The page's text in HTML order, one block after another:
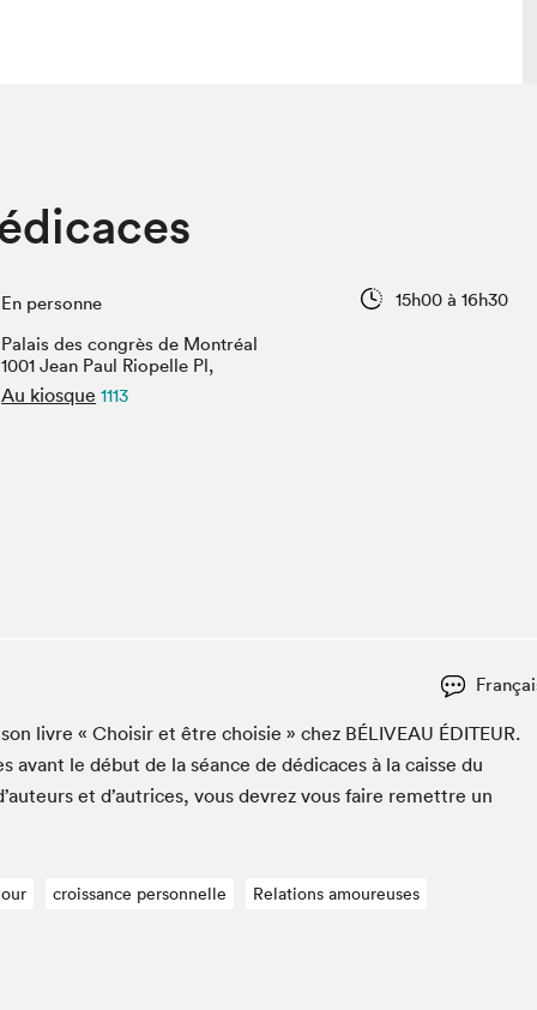
Vidéos et balados
Le Salon dans ta classe
Liseur Public
Matinées scolaires Hydro-Québec
bleu au SLM
En personne
15h00 à 16h30
Palais des congrès de Montréal
1001 Jean Paul Riopelle Pl,
Au kiosque 1113
livre « Choisir et être choisie » chez BÉLIVEAU ÉDI­TEUR.
avant le début de la séance de dédi­caces à la caisse du
et d’autrices, vous devrez vous faire remet­tre un
croissance personnelle Relations amoureuses